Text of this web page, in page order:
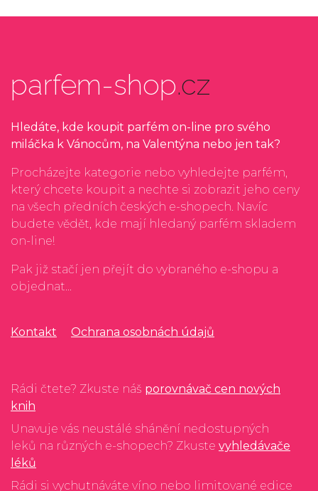
parfem-shop.cz
Hledáte, kde koupit parfém on-line pro svého
miláčka k Vánocům, na Valentýna nebo jen tak?
Procházejte kategorie nebo vyhledejte parfém,
který chcete koupit a nechte si zobrazit jeho ceny
na všech předních českých e-shopech. Navíc
budete vědět, kde mají hledaný parfém skladem
on-line!
Pak již stačí jen přejít do vybraného e-shopu a
objednat...
Kontakt Ochrana osobnách údajů
Rádi čtete? Zkuste náš porovnávač cen nových
knih
Unavuje vás neustálé shánění nedostupných
leků na různých e-shopech? Zkuste vyhledávače
léků
Rádi si vychutnáváte víno nebo limitované edice